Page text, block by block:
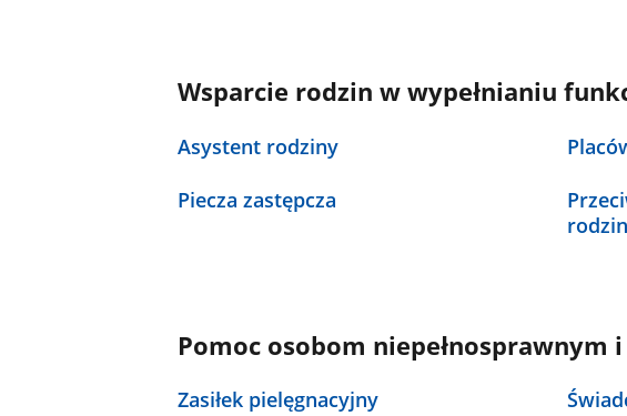
Wsparcie rodzin w wypełnianiu
Asystent rodziny
Piecza zastępcza
Pomoc osobom niepełnosprawnym
Zasiłek pielęgnacyjny